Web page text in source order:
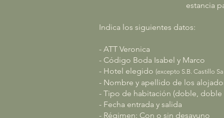
estancia
​​Indica los siguientes datos:
- ATT Veronica
- Código Boda Isabel y Marco
- Hotel elegido (excepto S.B. Castillo
- Nombre y apellido de los
- Tipo de habitación (doble,
- Fecha entrada y salida
- Régimen: Con o sin desayuno